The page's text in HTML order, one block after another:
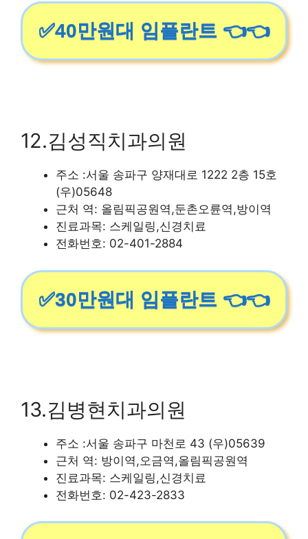
✅40만원대 임플란트 👈👈
12.김성직치과의원
주소 :서울 송파구 양재대로 1222 2층 15호
(우)05648
근처 역: 올림픽공원역,둔촌오륜역,방이역
진료과목: 스케일링,신경치료
전화번호: 02-401-2884
✅30만원대 임플란트 👈👈
13.김병현치과의원
주소 :서울 송파구 마천로 43 (우)05639
근처 역: 방이역,오금역,올림픽공원역
진료과목: 스케일링,신경치료
전화번호: 02-423-2833